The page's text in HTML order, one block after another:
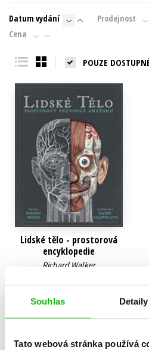
Souhlas Detaily
Tato webová stránka používá
Datum vydání Prodejnost
Cena
POUZE
Lidské tělo - prostorová
encyklopedie
Richard Walker
Do košíku